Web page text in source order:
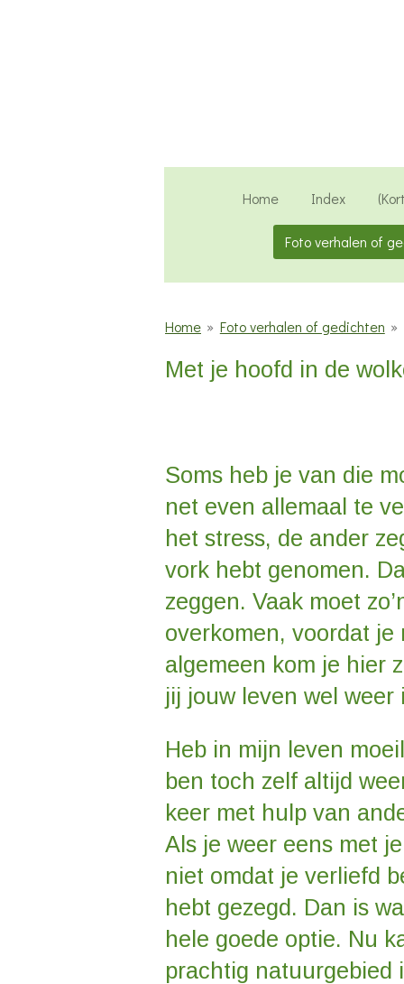
Home Index
Foto verhalen of
Home » Foto verhalen of gedichten »
Met je hoofd in de
Soms heb je van die
net even allemaal te
het stress, de ander
vork hebt genomen.
zeggen. Vaak moet
overkomen, voordat
algemeen kom je hier
jij jouw leven wel weer
Heb in mijn leven
ben toch zelf altijd
keer met hulp van
Als je weer eens met
niet omdat je verliefd
hebt gezegd. Dan is
hele goede optie. Nu
prachtig natuurgebied